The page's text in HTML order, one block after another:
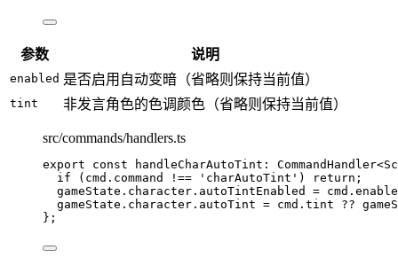
参数 说明
enabled 是否启用自动变暗（省略则保持当前值）
tint 非发言角色的色调颜色（省略则保持当前值）
src/commands/handlers.ts
export const handleCharAutoTint : CommandHandler<
if
(cmd . command !== ' charAutoTint ' )
return;
gameState . character . autoTintEnabled = cmd .
gameState . character . autoTint = cmd . tint ??
} ;